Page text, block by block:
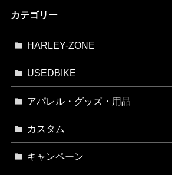
カテゴリー
HARLEY-ZONE
USEDBIKE
アパレル・グッズ・用品
カスタム
キャンペーン